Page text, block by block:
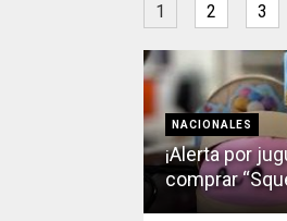
1 2 3
NACIONALES
¡Alerta por
comprar